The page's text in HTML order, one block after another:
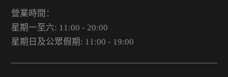
營業時間：
星期一至六: 11:00 - 20:00
星期日及公眾假期: 11:00 - 19:00